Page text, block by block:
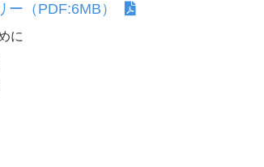
営 消費
ー（PDF:6MB）
に